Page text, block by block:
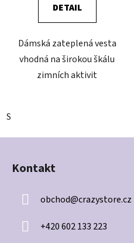
DETAIL
Dámská zateplená vesta
vhodná na širokou škálu
zimních aktivit
S
Z
Kontakt
obchod@crazystore.cz
+420 602 133 223